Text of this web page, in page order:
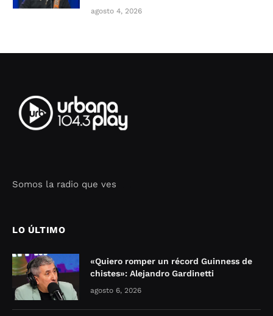
agosto 4, 2026
Somos la radio que ves
LO ÚLTIMO
«Quiero romper un récord Guinness de
chistes»: Alejandro Gardinetti
agosto 6, 2026